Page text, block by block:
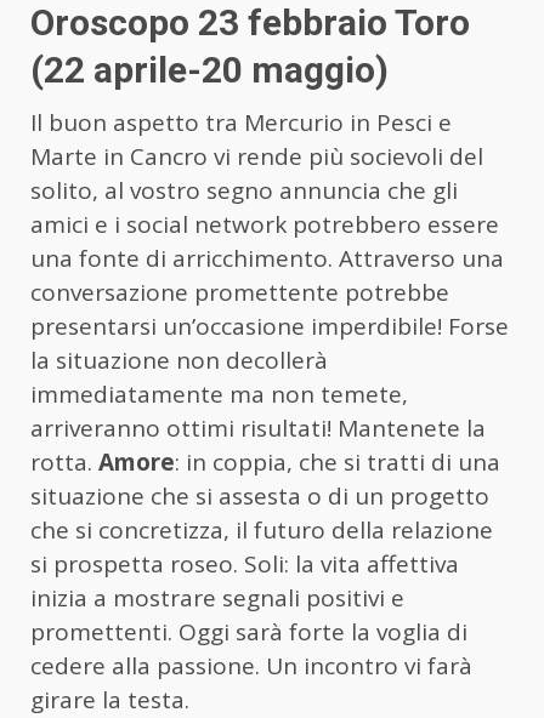
Oroscopo 23 febbraio Toro
(22 aprile-20 maggio)
Il buon aspetto tra Mercurio in Pesci e
Marte in Cancro vi rende più socievoli del
solito, al vostro segno annuncia che gli
amici e i social network potrebbero essere
una fonte di arricchimento. Attraverso una
conversazione promettente potrebbe
presentarsi un’occasione imperdibile! Forse
la situazione non decollerà
immediatamente ma non temete,
arriveranno ottimi risultati! Mantenete la
rotta. Amore: in coppia, che si tratti di una
situazione che si assesta o di un progetto
che si concretizza, il futuro della relazione
si prospetta roseo. Soli: la vita affettiva
inizia a mostrare segnali positivi e
promettenti. Oggi sarà forte la voglia di
cedere alla passione. Un incontro vi farà
girare la testa.